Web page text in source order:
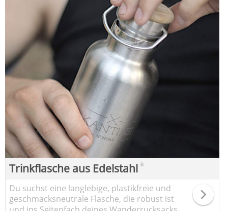
Trinkflasche aus Edelstahl*
Du suchst eine langlebige, plastikfreie und
geschmacksneutrale Flasche, die robust ist